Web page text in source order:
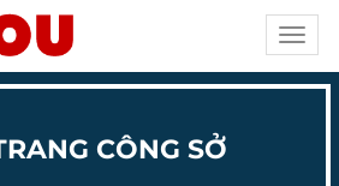
CÔNG SỞ